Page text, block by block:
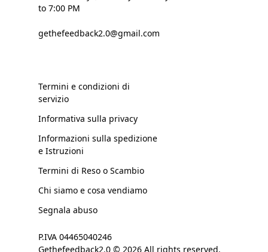
to 7:00 PM
gethefeedback2.0@gmail.com
Termini e condizioni di
servizio
Informativa sulla privacy
Informazioni sulla spedizione
e Istruzioni
Termini di Reso o Scambio
Chi siamo e cosa vendiamo
Segnala abuso
P.IVA 04465040246
Gethefeedback2.0 © 2026 All rights reserved.